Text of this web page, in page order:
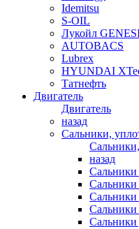
Idemitsu
S-OIL
Лукойл
AUTOBACS
Lubrex
HYUNDAI
Татнефть
Двигатель
Двигатель
назад
Сальники,
назад
Сальники
Сальники
Сальники
Сальники